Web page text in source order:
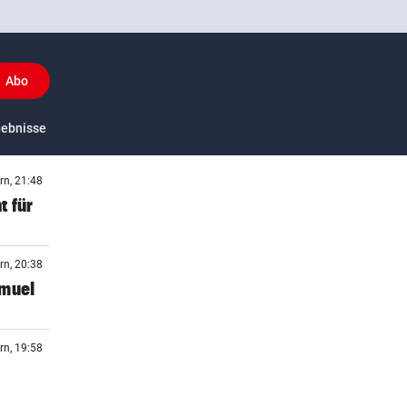
Abo
US-Sport
21:48
für
20:38
19:58